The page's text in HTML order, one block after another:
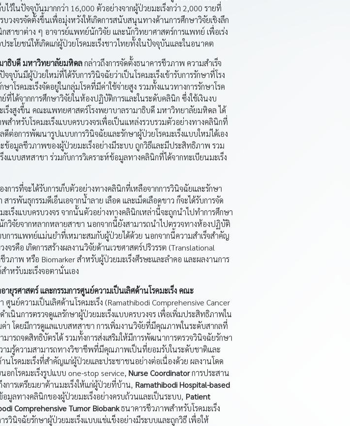
ในปัจจุบันมากกว่า 16,000 ตัวอย่างจากผู้ป่วยมะเร็งกว่า 2,000 รายที่
วงจรจัดตั้งขึ้นเพื่อมุ่งหวังให้เกิดการสนับสนุนทางด้านการศึกษาวิจัยเชิงลึก
สาขาต่าง ๆ อาจารย์แพทย์นักวิจัย และนักวิทยาศาสตร์การแพทย์ เพื่อเร่ง
ะโยชน์ให้เกิดแก่ผู้ป่วยโรคมะเร็งชาวไทยทั้งในปัจจุบันและในอนาคต
าธิบดี มหาวิทยาลัยมหิดลกล่าวถึงการจัดตั้งธนาคารชีวภาพ ความสำเร็จ
จุบันมีผู้ป่วยใหม่ที่ได้รับการวินิจฉัยว่าเป็นโรคมะเร็งเข้ารับการรักษาที่โรง
โรคมะเร็งจัดอยู่ในกลุ่มโรคที่มีค่าใช้จ่ายสูง รวมทั้งแนวทางการรักษาโรค
ได้จากการศึกษาวิจัยในห้องปฏิบัติการและในระดับคลินิก ซึ่งใช้เงินงบ
เร็งสูงขึ้น คณะแพทยศาสตร์โรงพยาบาลรามาธิบดี มหาวิทยาลัยมหิดล ได้
ำหรับโรคมะเร็งแบบครบวงจรเพื่อเป็นแหล่งรวบรวมตัวอย่างทางคลินิกที่
ต่อการพัฒนารูปแบบการวินิจฉัยและรักษาผู้ป่วยโรคมะเร็งแบบใหม่ได้เอง
ข้อมูลชีวภาพของผู้ป่วยมะเร็งอย่างมีระบบ ถูกวิธีและมีประสิทธิภาพ รวม
แบบสหสาขา ร่วมกับการวิเคราะห์ข้อมูลทางคลินิกที่ได้จากทะเบียนมะเร็ง
การที่จะได้รับการเก็บตัวอย่างทางคลินิกที่เหลือจากการวินิจฉัยและรักษา
รพันธุกรรมดีเอ็นเอจากน้ำลาย เลือด และเม็ดเลือดขาว ก็จะได้รับการจัด
เร็งแบบครบวงจร จากนั้นตัวอย่างทางคลินิกเหล่านี้จะถูกนำไปทำการศึกษา
จัยจากหลากหลายสาขา นอกจากนี้ยังสามารถนำไปตรวจทางห้องปฏิบัติ
การแพทย์แม่นยำที่เหมาะสมกับผู้ป่วยได้ด้วย นอกจากนี้ความสำเร็จสำคัญ
รคือ เกิดการสร้างผลงานวิจัยด้านเวชศาสตร์ปริวรรต (Translational
ภาพ หรือ Biomarker สำหรับผู้ป่วยมะเร็งศีรษะและลำคอ และผลงานการ
ำหรับมะเร็งจอตานั่นเอง
ยุรศาสตร์ และกรรมการศูนย์ความเป็นเลิศด้านโรคมะเร็ง คณะ
ศูนย์ความเป็นเลิศด้านโรคมะเร็ง (Ramathibodi Comprehensive Cancer
เนินการตรวจดูแลรักษาผู้ป่วยมะเร็งแบบครบวงจร เพื่อเพิ่มประสิทธิภาพใน
า โดยมีการดูแลแบบสหสาขา การเพิ่มงานวิจัยที่มีคุณภาพในระดับสากลที่
ารถจดสิทธิบัตรได้ รวมทั้งการส่งเสริมให้มีการพัฒนาการตรวจวินิจฉัยรักษา
ามรู้ความสามารถทางวิชาชีพที่มีคุณภาพเป็นที่ยอมรับในระดับชาติและ
โรคมะเร็งที่สำคัญแก่ผู้ป่วยและประชาชนอย่างต่อเนื่องด้วย ผลงานโดด
อกโรคมะเร็งรูปแบบ one-stop service, Nurse Coordinatorการประสาน
การเตรียมยาต้านมะเร็งให้แก่ผู้ป่วยที่บ้าน, Ramathibodi Hospital-based
อมูลทางคลินิกของผู้ป่วยมะเร็งอย่างครบถ้วนและเป็นระบบ, Patient
Comprehensive Tumor Biobankธนาคารชีวภาพสำหรับโรคมะเร็ง
วินิจฉัยรักษาผู้ป่วยมะเร็งแบบแช่แข็งอย่างมีระบบและถูกวิธี เพื่อให้